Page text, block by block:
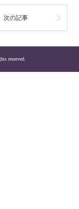
次の記事
reserved.